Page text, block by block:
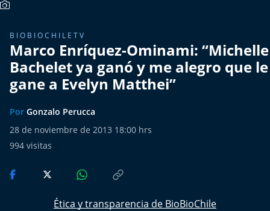
La Ruta del Pulsar
Psicología Abierta
Impacto Tecnológico
Sesiones Dieciocheras
Expreso PM
Conecta Vida
BIOBIOCHILETV
Marco Enríquez-Ominami: “Michelle
Bachelet ya ganó y me alegro que le
gane a Evelyn Matthei”
Por Gonzalo Perucca
28 de noviembre de 2013 18:00 hrs
994 visitas
Ética y transparencia de BioBioChile